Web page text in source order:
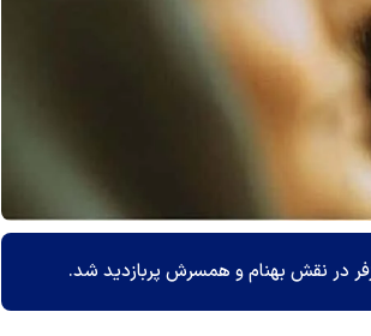
در نقش بهنام و همسرش پربازدید شد.